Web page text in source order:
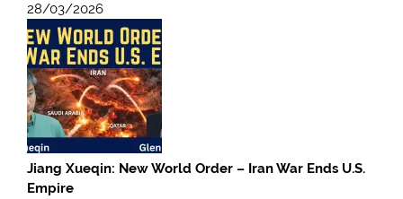
28/03/2026
Jiang Xueqin: New World Order – Iran War Ends U.S.
Empire